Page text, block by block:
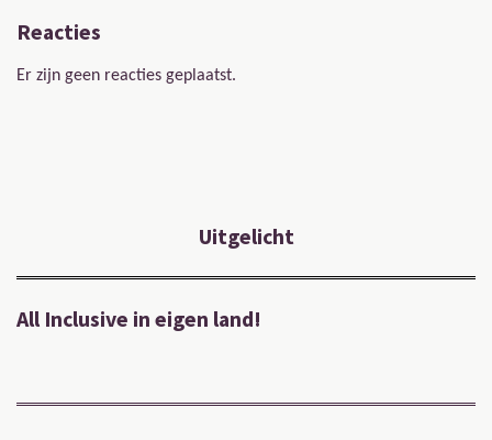
Reacties
Er zijn geen reacties geplaatst.
Uitgelicht
All Inclusive in eigen land!